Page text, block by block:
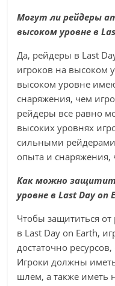
Могут ли рейдеры
высоком уровне в
Да, рейдеры в Last
игроков на высоком
высоком уровне
снаряжения, чем
рейдеры все равно
высоких уровнях
сильными
опыта и снаряжения,
Как можно
уровне в Last Day on
Чтобы защититься
в Last Day on Earth,
достаточно
Игроки должны
шлем, а также иметь